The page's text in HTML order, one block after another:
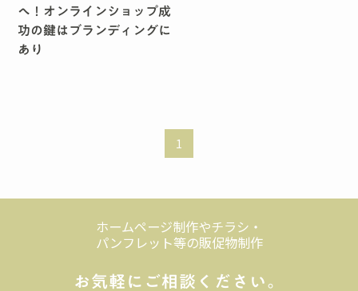
へ！オンラインショップ成
功の鍵はブランディングに
あり
1
ホームページ制作やチラシ・
パンフレット等の販促物制作
お気軽にご相談ください。